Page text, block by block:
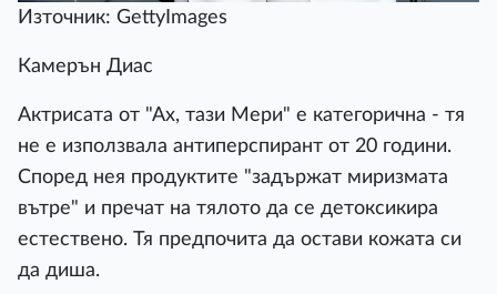
Източник: GettyImages
Камерън Диас
Актрисата от "Ах, тази Мери" е категорична - тя
не е използвала антиперспирант от 20 години.
Според нея продуктите "задържат миризмата
вътре" и пречат на тялото да се детоксикира
естествено. Тя предпочита да остави кожата си
да диша.